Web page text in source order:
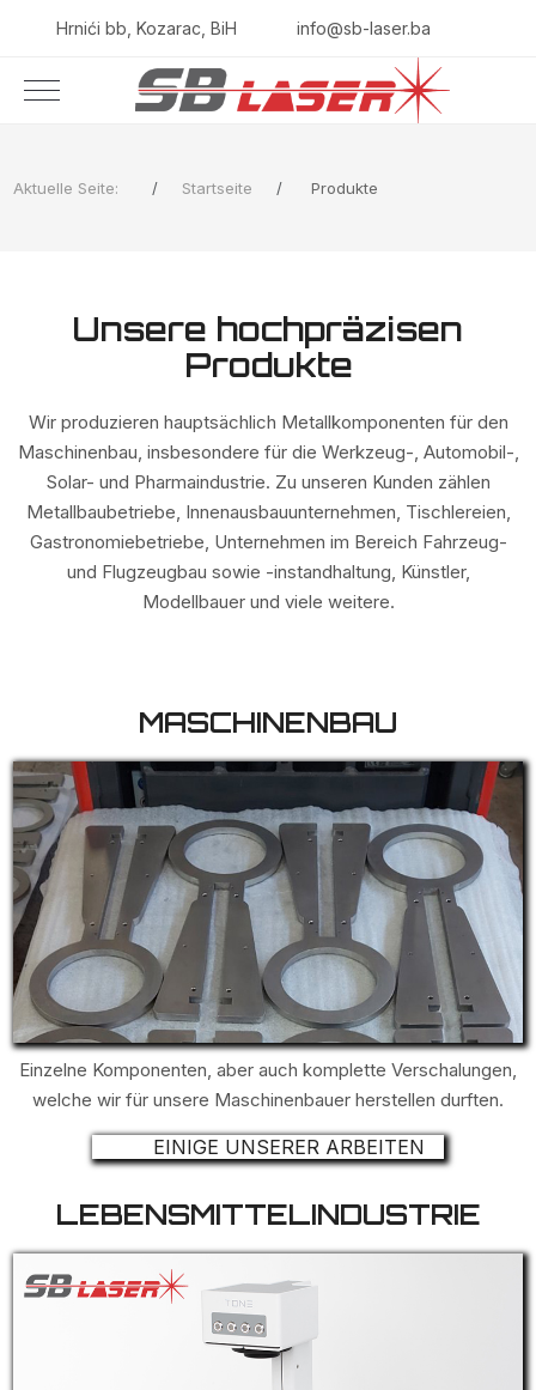
Hrnići bb, Kozarac, BiH info@sb-laser.ba
Aktuelle Seite: Startseite Produkte
Unsere hochpräzisen
Produkte
Wir produzieren hauptsächlich Metallkomponenten für den
Maschinenbau, insbesondere für die Werkzeug-, Automobil-,
Solar- und Pharmaindustrie. Zu unseren Kunden zählen
Metallbaubetriebe, Innenausbauunternehmen, Tischlereien,
Gastronomiebetriebe, Unternehmen im Bereich Fahrzeug-
und Flugzeugbau sowie -instandhaltung, Künstler,
Modellbauer und viele weitere.
MASCHINENBAU
Einzelne Komponenten, aber auch komplette Verschalungen,
welche wir für unsere Maschinenbauer herstellen durften.
EINIGE UNSERER ARBEITEN
LEBENSMITTELINDUSTRIE